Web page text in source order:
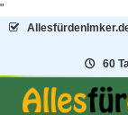
"
60